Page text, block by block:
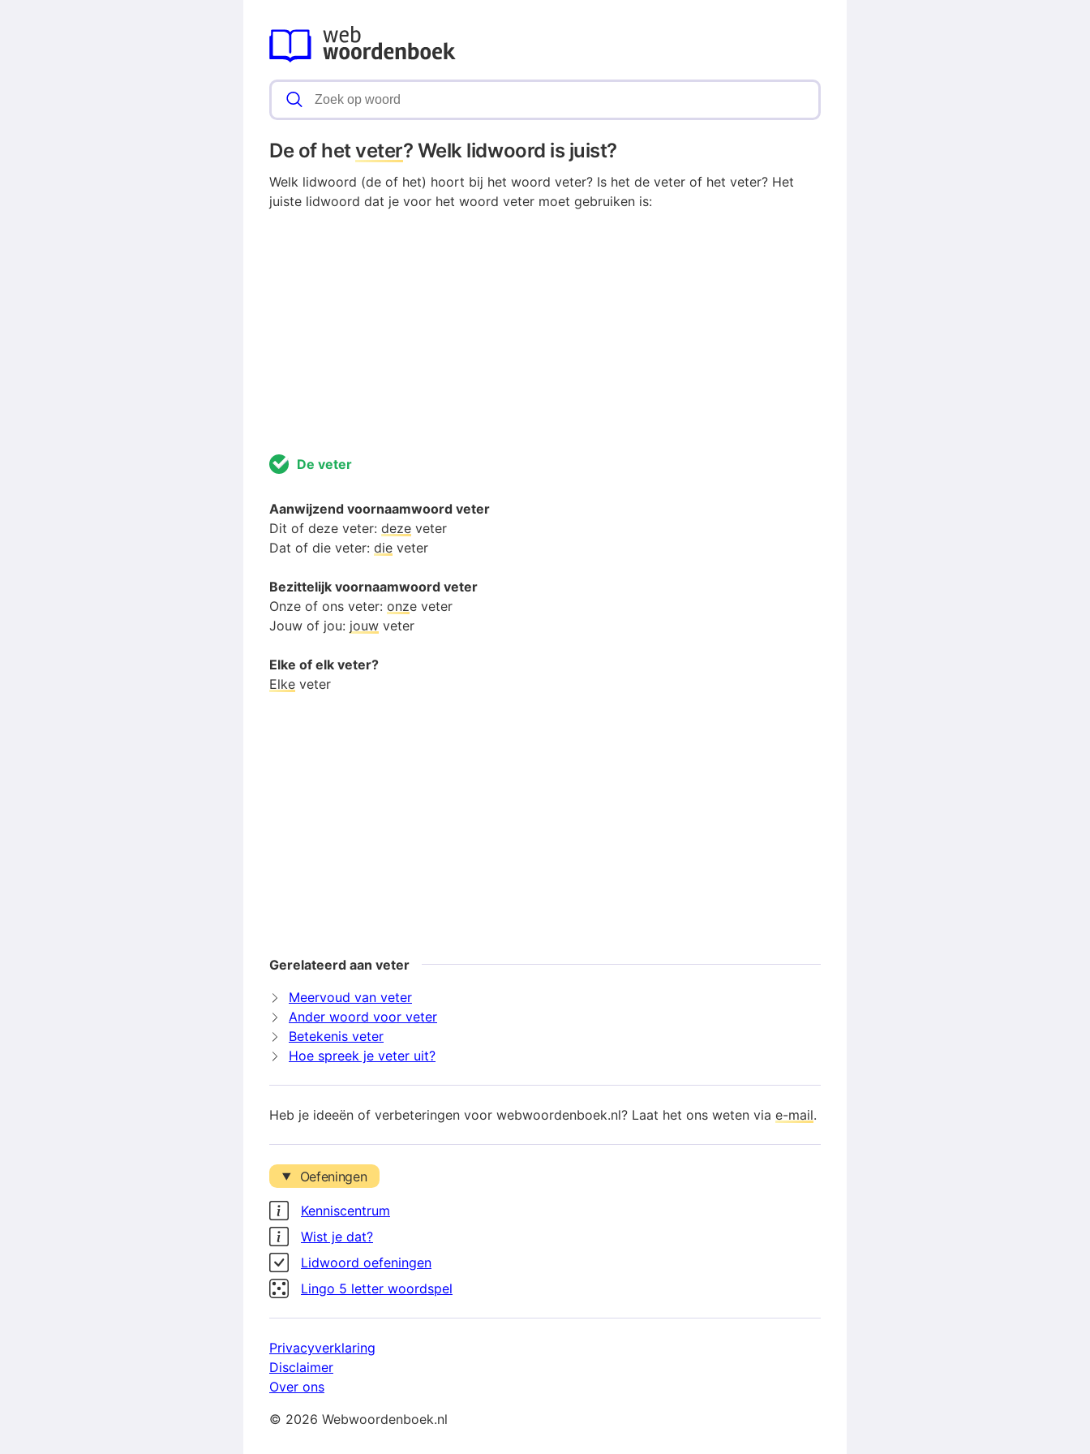
De of hetveter? Welk lidwoord is juist?
Welk lidwoord (de of het) hoort bij het woord veter? Is het de veter of het veter? Het
juiste lidwoord dat je voor het woord veter moet gebruiken is:
De veter
Aanwijzend voornaamwoord veter
Dit of deze veter: deze veter
Dat of die veter: die veter
Bezittelijk voornaamwoord veter
Onze of ons veter: onze veter
Jouw of jou: jouw veter
Elke of elk veter?
Elke veter
Gerelateerd aan veter
Meervoud van veter
Ander woord voor veter
Betekenis veter
Hoe spreek je veter uit?
Heb je ideeën of verbeteringen voor webwoordenboek.nl? Laat het ons weten via e-mail.
Oefeningen
Kenniscentrum
Wist je dat?
Lidwoord oefeningen
Lingo 5 letter woordspel
Privacyverklaring
Disclaimer
Over ons
© 2026 Webwoordenboek.nl